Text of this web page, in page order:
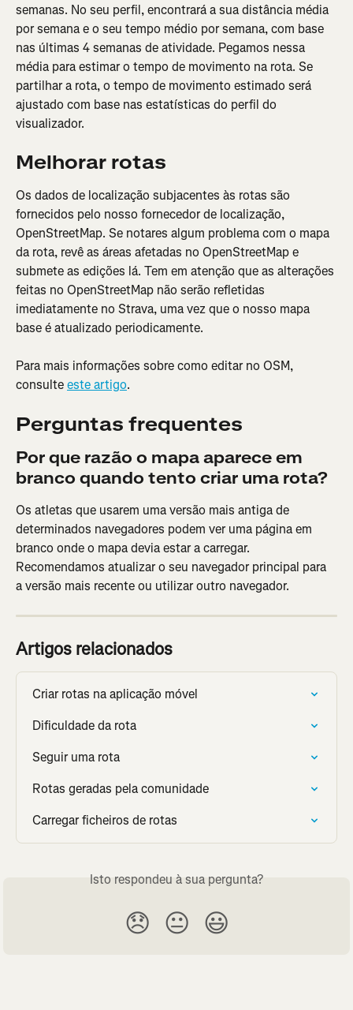
semanas. No seu perfil, encontrará a sua distância média
por semana e o seu tempo médio por semana, com base
nas últimas 4 semanas de atividade. Pegamos nessa
média para estimar o tempo de movimento na rota. Se
partilhar a rota, o tempo de movimento estimado será
ajustado com base nas estatísticas do perfil do
visualizador.
Melhorar rotas
Os dados de localização subjacentes às rotas são
fornecidos pelo nosso fornecedor de localização,
OpenStreetMap. Se notares algum problema com o mapa
da rota, revê as áreas afetadas no OpenStreetMap e
submete as edições lá. Tem em atenção que as alterações
feitas no OpenStreetMap não serão refletidas
imediatamente no Strava, uma vez que o nosso mapa
base é atualizado periodicamente.
Para mais informações sobre como editar no OSM,
consulte este artigo.
Perguntas frequentes
Por que razão o mapa aparece em
branco quando tento criar uma rota?
Os atletas que usarem uma versão mais antiga de
determinados navegadores podem ver uma página em
branco onde o mapa devia estar a carregar.
Recomendamos atualizar o seu navegador principal para
a versão mais recente ou utilizar outro navegador.
Artigos relacionados
Criar rotas na aplicação móvel
Dificuldade da rota
Seguir uma rota
Rotas geradas pela comunidade
Carregar ficheiros de rotas
Isto respondeu à sua pergunta?
😞 😐 😃